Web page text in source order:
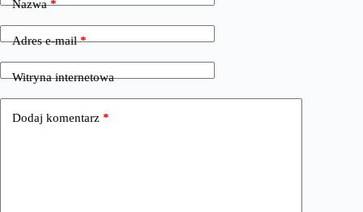
Nazwa*
Adres e-mail*
Witryna internetowa
Dodaj komentarz *